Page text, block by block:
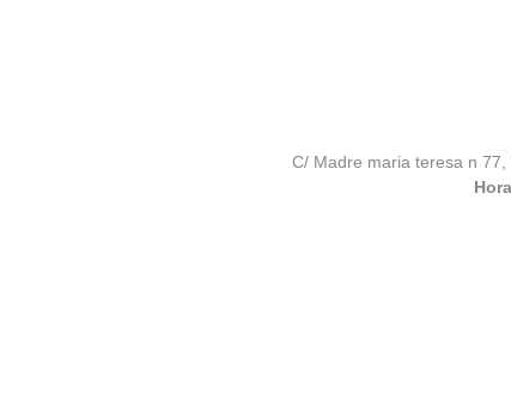
C/ Madre maria teresa n